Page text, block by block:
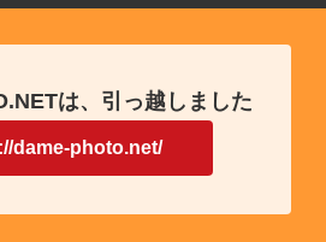
は、引っ越しました
dame-photo.net/